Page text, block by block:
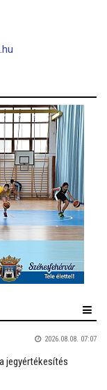
2026.08.08. 07:07
jegyértékesítés